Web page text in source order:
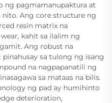
ng pagmamanupaktura at
Ang core structure ng
resin matrix na
kahit sa ilalim ng
Ang robust na
sa tulong ng isang
na nagpapanatili ng
sa mataas na bilis.
ng pad ay humihinto
deterioration,